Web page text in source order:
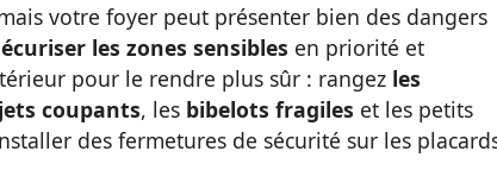
votre foyer peut présenter bien des dangers
les zones sensibles en priorité et
pour le rendre plus sûr : rangez les
coupants, les bibelots fragiles et les petits
des fermetures de sécurité sur les